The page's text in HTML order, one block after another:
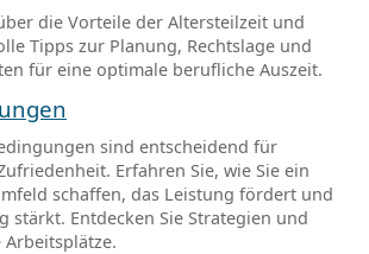
die Vorteile der Altersteilzeit und
Tipps zur Planung, Rechtslage und
für eine optimale berufliche Auszeit.
sind entscheidend für
Erfahren Sie, wie Sie ein
schaffen, das Leistung fördert und
stärkt. Entdecken Sie Strategien und